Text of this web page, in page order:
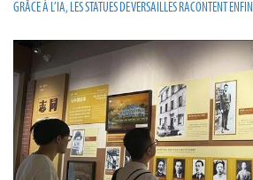
GRÂCE À L’IA, LES STATUES DE VERSAILLES RACONTENT